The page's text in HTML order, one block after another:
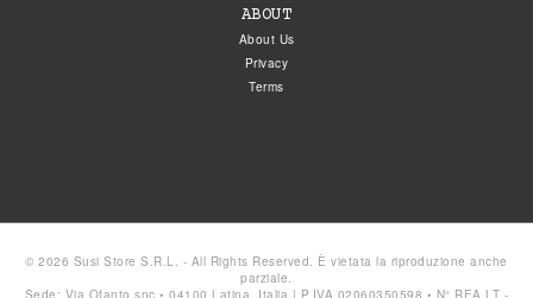
ABOUT
About Us
Privacy
Terms
© 2026 Susi Store S.R.L. - All Rights Reserved. È vietata la riproduzione anche
parziale.